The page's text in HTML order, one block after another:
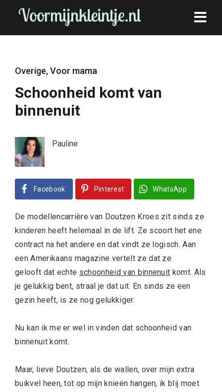
Overige,Voor mama
Schoonheid komt van
binnenuit
Pauline
Facebook Pinterest WhatsApp
De modellencarrière van Doutzen Kroes zit sinds ze
kinderen heeft helemaal in de lift. Ze scoort het ene
contract na het andere en dat vindt ze logisch. Aan
een Amerikaans magazine vertelt ze dat ze
gelooft dat echte schoonheid van binnenuit komt. Als
je gelukkig bent, straal je dat uit. En sinds ze een
gezin heeft, is ze nog gelukkiger.
Nu kan ik me er wel in vinden dat schoonheid van
binnenuit komt.
Maar, lieve Doutzen, als de wallen, over mijn extra
buikvel heen, tot op mijn knieën hangen, ik blij moet